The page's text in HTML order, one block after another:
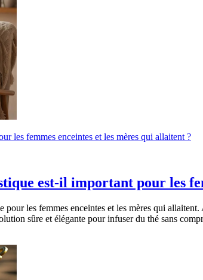
les femmes enceintes et les mères qui allaitent ?
est-il important pour les
les femmes enceintes et les mères qui
sûre et élégante pour infuser du thé sans